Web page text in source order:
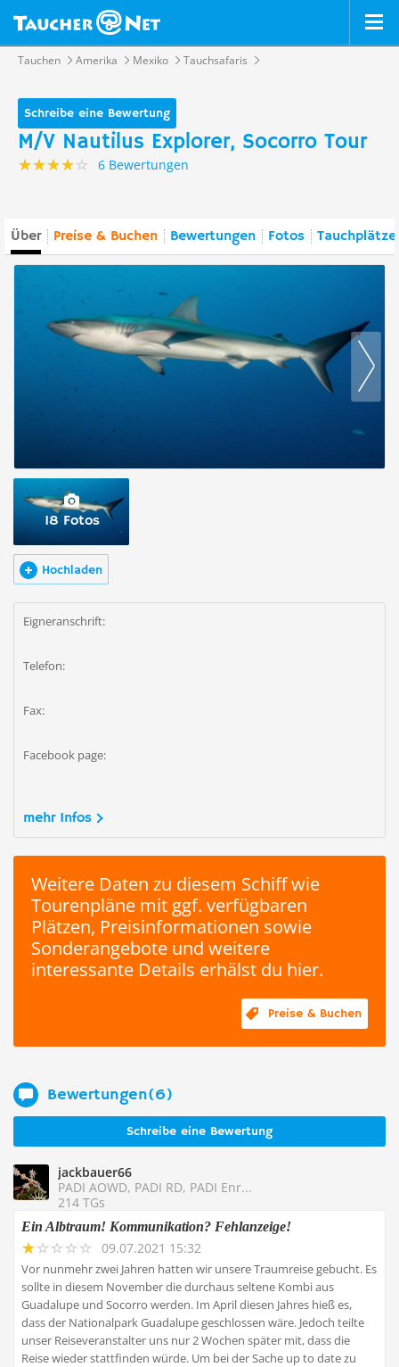
Tauchen Amerika Mexiko Tauchsafaris
Schreibe eine Bewertung
M/V Nautilus Explorer, Socorro Tour
6 Bewertungen
Über Preise & Buchen Bewertungen Fotos
18 Fotos
Hochladen
Eigneranschrift:
Telefon:
Fax:
Facebook page:
mehr Infos
Weitere Daten zu diesem Schiff wie
Tourenpläne mit ggf. verfügbaren
Plätzen, Preisinformationen sowie
Sonderangebote und weitere
interessante Details erhälst du hier.
Preise & Buchen
Bewertungen(6)
Schreibe eine Bewertung
jackbauer66
PADI AOWD, PADI RD, PADI Enr...
214 TGs
Ein Albtraum! Kommunikation? Fehlanzeige!
09.07.2021 15:32
Vor nunmehr zwei Jahren hatten wir unsere Traumreise gebucht. Es
sollte in diesem November die durchaus seltene Kombi aus
Guadalupe und Socorro werden. Im April diesen Jahres hieß es,
dass der Nationalpark Guadalupe geschlossen wäre. Jedoch teilte
unser Reiseveranstalter uns nur 2 Wochen später mit, dass die
Reise wieder stattfinden würde. Um bei der Sache up to date zu